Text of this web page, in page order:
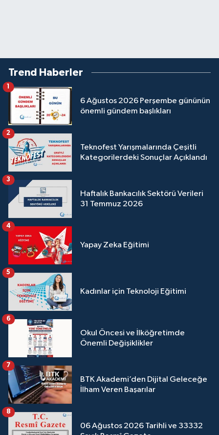
Trend Haberler
6 Ağustos 2026 Perşembe gününün
önemli gündem başlıkları
1
Teknofest Yarışmalarında Çeşitli
Kategorilerdeki Sonuçlar Açıklandı
2
Haftalık Bankacılık Sektörü Verileri
31 Temmuz 2026
3
Yapay Zeka Eğitimi
4
Kadınlar için Teknoloji Eğitimi
5
Okul Öncesi ve İlköğretimde
Önemli Değişiklikler
6
BTK Akademi’den Dijital Geleceğe
İlham Veren Başarılar
7
06 Ağustos 2026 Tarihli ve 33332
8